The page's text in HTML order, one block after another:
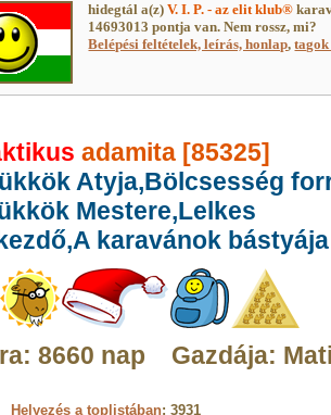
hidegtál a(z)V. I. P. - az elit klub®
14693013 pontja van. Nem rossz, mi?
Belépési feltételek, leírás, honlap,
adamita [85325]
Atyja,Bölcsesség
Mestere,Lelkes
karavánok bástyája
8660 nap Gazdája:
Helyezés a toplistában: 3931